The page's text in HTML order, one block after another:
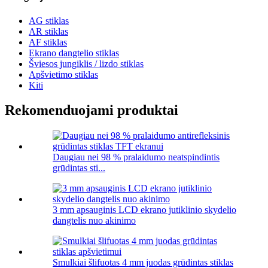
AG stiklas
AR stiklas
AF stiklas
Ekrano dangtelio stiklas
Šviesos jungiklis / lizdo stiklas
Apšvietimo stiklas
Kiti
Rekomenduojami produktai
Daugiau nei 98 % pralaidumo neatspindintis
grūdintas sti...
3 mm apsauginis LCD ekrano jutiklinio skydelio
dangtelis nuo akinimo
Smulkiai šlifuotas 4 mm juodas grūdintas stiklas